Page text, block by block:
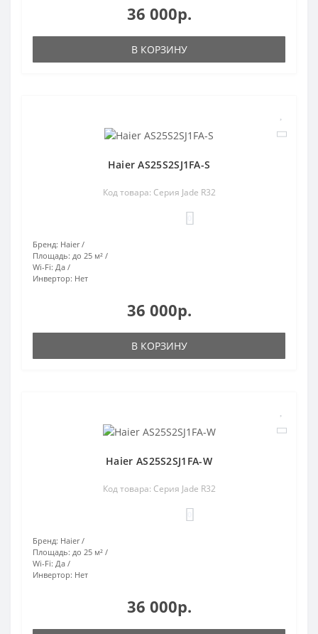
36 000р.
В КОРЗИНУ
Haier AS25S2SJ1FA-S
Код товара: Серия Jade R32
Бренд: Haier
Площадь: до 25 м²
Wi-Fi: Да
Инвертор: Нет
36 000р.
В КОРЗИНУ
Haier AS25S2SJ1FA-W
Код товара: Серия Jade R32
Бренд: Haier
Площадь: до 25 м²
Wi-Fi: Да
Инвертор: Нет
36 000р.